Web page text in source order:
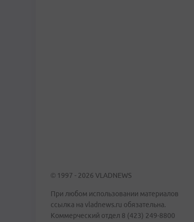
© 1997 - 2026 VLADNEWS
При любом использовании материалов
ссылка на vladnews.ru обязательна.
Коммерческий отдел 8 (423) 249-8800